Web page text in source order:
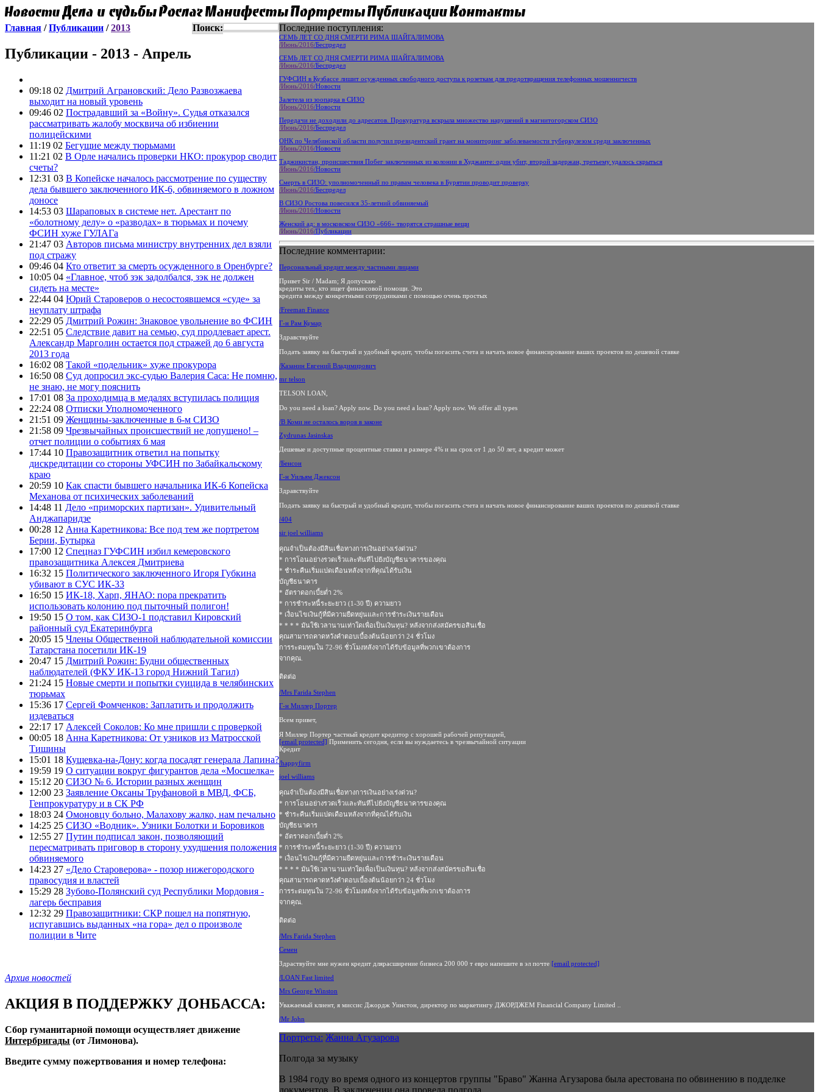
Главная /Публикации /2013 Поиск:
Публикации - 2013 - Апрель
09:18 02 Дмитрий Аграновский: Дело Развозжаева
выходит на новый уровень
09:46 02 Пострадавший за «Войну». Судья отказался
рассматривать жалобу москвича об избиении
полицейскими
11:19 02 Бегущие между тюрьмами
11:21 02 В Орле начались проверки НКО: прокурор сводит
счеты?
12:31 03 В Копейске началось рассмотрение по существу
дела бывшего заключенного ИК-6, обвиняемого в ложном
доносе
14:53 03 Шараповых в системе нет. Арестант по
«болотному делу» о «разводах» в тюрьмах и почему
ФСИН хуже ГУЛАГа
21:47 03 Авторов письма министру внутренних дел взяли
под стражу
09:46 04 Кто ответит за смерть осужденного в Оренбурге?
10:05 04 «Главное, чтоб зэк задолбался, зэк не должен
сидеть на месте»
22:44 04 Юрий Староверов о несостоявшемся «суде» за
неуплату штрафа
22:29 05 Дмитрий Рожин: Знаковое увольнение во ФСИН
22:51 05 Следствие давит на семью, суд продлевает арест.
Александр Марголин остается под стражей до 6 августа
2013 года
16:02 08 Такой «подельник» хуже прокурора
16:50 08 Суд допросил экс-судью Валерия Саса: Не помню,
не знаю, не могу пояснить
17:01 08 За проходимца в медалях вступилась полиция
22:24 08 Отписки Уполномоченного
21:51 09 Женщины-заключенные в 6-м СИЗО
21:58 09 Чрезвычайных происшествий не допущено! –
отчет полиции о событиях 6 мая
17:44 10 Правозащитник ответил на попытку
дискредитации со стороны УФСИН по Забайкальскому
краю
20:59 10 Как спасти бывшего начальника ИК-6 Копейска
Механова от психических заболеваний
14:48 11 Дело «приморских партизан». Удивительный
Анджапаридзе
00:28 12 Анна Каретникова: Все под тем же портретом
Берии, Бутырка
17:00 12 Спецназ ГУФСИН избил кемеровского
правозащитника Алексея Дмитриева
16:32 15 Политического заключенного Игоря Губкина
убивают в СУС ИК-33
16:50 15 ИК-18, Харп, ЯНАО: пора прекратить
использовать колонию под пыточный полигон!
19:50 15 О том, как СИЗО-1 подставил Кировский
районный суд Екатеринбурга
20:05 15 Члены Общественной наблюдательной комиссии
Татарстана посетили ИК-19
20:47 15 Дмитрий Рожин: Будни общественных
наблюдателей (ФКУ ИК-13 город Нижний Тагил)
21:24 15 Новые смерти и попытки суицида в челябинских
тюрьмах
15:36 17 Сергей Фомченков: Заплатить и продолжить
издеваться
22:17 17 Алексей Соколов: Ко мне пришли с проверкой
00:05 18 Анна Каретникова: От узников из Матросской
Тишины
15:01 18 Кущевка-на-Дону: когда посадят генерала Лапина?
19:59 19 О ситуации вокруг фигурантов дела «Мосшелка»
15:12 20 СИЗО № 6. Истории разных женщин
12:00 23 Заявление Оксаны Труфановой в МВД, ФСБ,
Генпрокуратуру и в СК РФ
18:03 24 Омоновцу больно, Малахову жалко, нам печально
14:25 25 СИЗО «Водник». Узники Болотки и Боровиков
12:55 27 Путин подписал закон, позволяющий
пересматривать приговор в сторону ухудшения положения
обвиняемого
14:23 27 «Дело Староверова» - позор нижегородского
правосудия и властей
15:29 28 Зубово-Полянский суд Республики Мордовия -
лагерь бесправия
12:32 29 Правозащитники: СКР пошел на попятную,
испугавшись выданных «на гора» дел о произволе
полиции в Чите
Архив новостей
АКЦИЯ В ПОДДЕРЖКУ ДОНБАССА:
Сбор гуманитарной помощи осуществляет движение
Интербригады (от Лимонова).
Введите сумму пожертвования и номер телефона:
Последние поступления:
СЕМЬ ЛЕТ СО ДНЯ СМЕРТИ РИМА ШАЙГАЛИМОВА
/Июнь/2016/Беспредел
СЕМЬ ЛЕТ СО ДНЯ СМЕРТИ РИМА ШАЙГАЛИМОВА
/Июнь/2016/Беспредел
ГУФСИН в Кузбассе лишит осужденных свободного доступа к розеткам для предотвращения телефонных мошенничеств
/Июнь/2016/Новости
Залетела из зоопарка в СИЗО
/Июнь/2016/Новости
Передачи не доходили до адресатов. Прокуратура вскрыла множество нарушений в магнитогорском СИЗО
/Июнь/2016/Беспредел
ОНК по Челябинской области получил президентский грант на мониторинг заболеваемости туберкулезом среди заключенных
/Июнь/2016/Новости
Таджикистан, происшествия Побег заключенных из колонии в Худжанте: один убит, второй задержан, третьему удалось скрыться
/Июнь/2016/Новости
Смерть в СИЗО: уполномоченный по правам человека в Бурятии проводит проверку
/Июнь/2016/Беспредел
В СИЗО Ростова повесился 35-летний обвиняемый
/Июнь/2016/Новости
Женский ад: в московском СИЗО «666» творятся страшные вещи
/Июнь/2016/Публикации
Последние комментарии:
Персональный кредит между частными лицами
Привет Sir / Madam; Я допускаю
кредиты тех, кто ищет финансовой помощи. Это
кредита между конкретными сотрудниками с помощью очень простых
/Freeman Finance
Г-н Рам Кумар
Здравствуйте
Подать заявку на быстрый и удобный кредит, чтобы погасить счета и начать новое финансирование ваших проектов по дешевой ставке
/Казанин Евгений Владимирович
mr telson
TELSON LOAN,
Do you need a loan? Apply now. Do you need a loan? Apply now. We offer all types
/В Коми не осталось воров в законе
Zydrunas Jasinskas
Дешевые и доступные процентные ставки в размере 4% и на срок от 1 до 50 лет, а кредит может
/Бенсон
Г-н Уильям Джексон
Здравствуйте
Подать заявку на быстрый и удобный кредит, чтобы погасить счета и начать новое финансирование ваших проектов по дешевой ставке
/404
sir joel williams
คุณจำเป็นต้องมีสินเชื่อทางการเงินอย่างเร่งด่วน?
* การโอนอย่างรวดเร็วและทันทีไปยังบัญชีธนาคารของคุณ
* ชําระคืนเริ่มแปดเดือนหลังจากที่คุณได้รับเงิน
บัญชีธนาคาร
* อัตราดอกเบี้ยต่ำ 2%
* การชำระหนี้ระยะยาว (1-30 ปี) ความยาว
* เงื่อนไขเงินกู้ที่มีความยืดหยุ่นและการชำระเงินรายเดือน
* * * * มันใช้เวลานานเท่าใดเพื่อเป็นเงินทุน? หลังจากส่งสมัครขอสินเชื่อ
คุณสามารถคาดหวังคำตอบเบื้องต้นน้อยกว่า 24 ชั่วโมง
การระดมทุนใน 72-96 ชั่วโมงหลังจากได้รับข้อมูลที่พวกเขาต้องการ
จากคุณ.
ติดต่อ
/Mrs Farida Stephen
Г-н Миллер Портер
Всем привет,
Я Миллер Портер частный кредит кредитор с хорошей рабочей репутацией,
[email protected] Применить сегодня, если вы нуждаетесь в чрезвычайной ситуации
Кредит
/happyfirm
joel williams
คุณจำเป็นต้องมีสินเชื่อทางการเงินอย่างเร่งด่วน?
* การโอนอย่างรวดเร็วและทันทีไปยังบัญชีธนาคารของคุณ
* ชําระคืนเริ่มแปดเดือนหลังจากที่คุณได้รับเงิน
บัญชีธนาคาร
* อัตราดอกเบี้ยต่ำ 2%
* การชำระหนี้ระยะยาว (1-30 ปี) ความยาว
* เงื่อนไขเงินกู้ที่มีความยืดหยุ่นและการชำระเงินรายเดือน
* * * * มันใช้เวลานานเท่าใดเพื่อเป็นเงินทุน? หลังจากส่งสมัครขอสินเชื่อ
คุณสามารถคาดหวังคำตอบเบื้องต้นน้อยกว่า 24 ชั่วโมง
การระดมทุนใน 72-96 ชั่วโมงหลังจากได้รับข้อมูลที่พวกเขาต้องการ
จากคุณ.
ติดต่อ
/Mrs Farida Stephen
Семен
Здраствуйте мне нужен кредит длярасширение бизнеса 200 000 т евро напешите в эл почте [email protected]
/LOAN Fast limited
Mrs George Winston
Уважаемый клиент, я миссис Джордж Уинстон, директор по маркетингу ДЖОРДЖЕМ Financial Company Limited ..
/Mr John
Портреты: Жанна Агузарова
Полгода за музыку
В 1984 году во время одного из концертов группы "Браво" Жанна Агузарова была арестована по обвинению в подделке
документов. В заключении она провела полгода.